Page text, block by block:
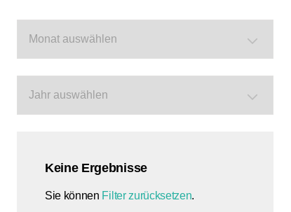
Keine Ergebnisse
Sie können Filter zurücksetzen.